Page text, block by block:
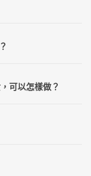
可以怎樣做？